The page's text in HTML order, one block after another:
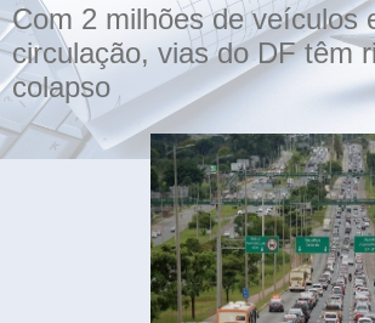
Com 2 milhões de veículos
circulação, vias do DF têm
colapso